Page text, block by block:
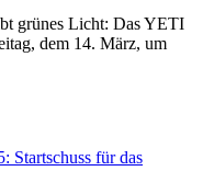
grünes Licht: Das YETI
dem 14. März, um
Startschuss für das